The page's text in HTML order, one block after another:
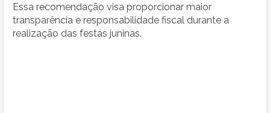
Essa recomendação visa proporcionar maior
transparência e responsabilidade fiscal durante a
realização das festas juninas.